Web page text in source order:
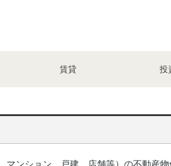
賃貸 投
マンション、戸建、店舗等）の不動産